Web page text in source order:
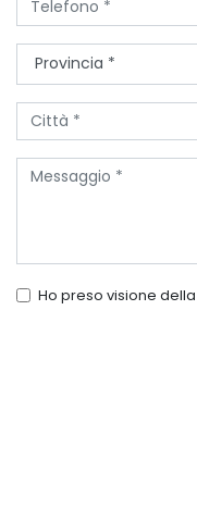
Ho preso visione della